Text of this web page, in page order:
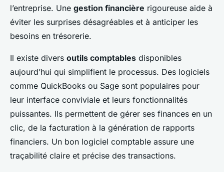
l’entreprise. Une gestion financière rigoureuse aide à
éviter les surprises désagréables et à anticiper les
besoins en trésorerie.
Il existe divers outils comptables disponibles
aujourd’hui qui simplifient le processus. Des logiciels
comme QuickBooks ou Sage sont populaires pour
leur interface conviviale et leurs fonctionnalités
puissantes. Ils permettent de gérer ses finances en un
clic, de la facturation à la génération de rapports
financiers. Un bon logiciel comptable assure une
traçabilité claire et précise des transactions.